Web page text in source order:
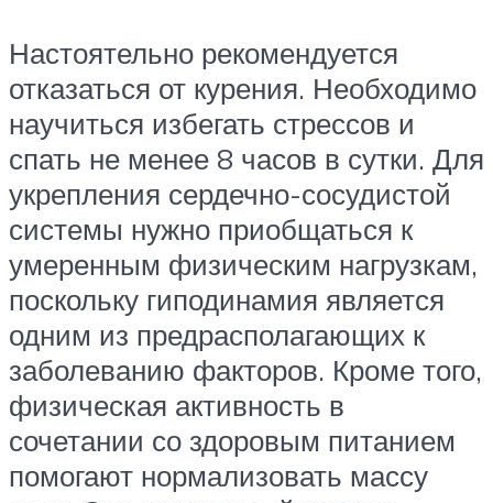
Настоятельно рекомендуется
отказаться от курения. Необходимо
научиться избегать стрессов и
спать не менее 8 часов в сутки. Для
укрепления сердечно-сосудистой
системы нужно приобщаться к
умеренным физическим нагрузкам,
поскольку гиподинамия является
одним из предрасполагающих к
заболеванию факторов. Кроме того,
физическая активность в
сочетании со здоровым питанием
помогают нормализовать массу